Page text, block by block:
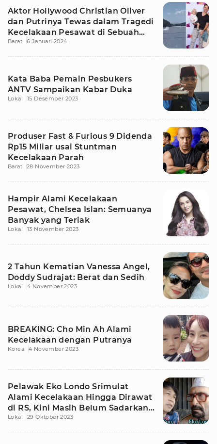
Aktor Hollywood Christian Oliver
dan Putrinya Tewas dalam Tragedi
Kecelakaan Pesawat di Sebuah
Pulau
Barat 6 Januari 2024
Kata Baba Pemain Pesbukers
ANTV Sampaikan Kabar Duka
Lokal 15 Desember 2023
Produser Fast & Furious 9 Didenda
Rp15 Miliar usai Stuntman
Kecelakaan Parah
Barat 28 November 2023
Hampir Alami Kecelakaan
Pesawat, Chelsea Islan: Semuanya
Banyak yang Teriak
Lokal 13 November 2023
2 Tahun Kematian Vanessa Angel,
Doddy Sudrajat: Berat dan Sedih
Lokal 4 November 2023
BREAKING: Cho Min Ah Alami
Kecelakaan dengan Putranya
Korea 4 November 2023
Pelawak Eko Londo Srimulat
Alami Kecelakaan Hingga Dirawat
di RS, Kini Masih Belum Sadarkan
Diri
Lokal 29 Oktober 2023